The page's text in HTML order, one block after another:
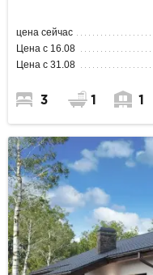
цена сейчас
Цена с 16.08
Цена с 31.08
3 1 1